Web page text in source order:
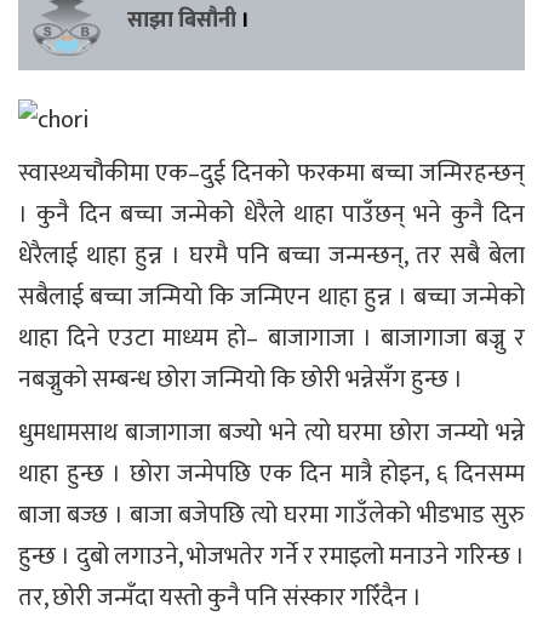
साझा बिसौनी ।
स्वास्थ्यचौकीमा एक–दुई दिनको फरकमा बच्चा जन्मिरहन्छन्
। कुनै दिन बच्चा जन्मेको धेरैले थाहा पाउँछन् भने कुनै दिन
धेरैलाई थाहा हुन्न । घरमै पनि बच्चा जन्मन्छन्, तर सबै बेला
सबैलाई बच्चा जन्मियो कि जन्मिएन थाहा हुन्न । बच्चा जन्मेको
थाहा दिने एउटा माध्यम हो– बाजागाजा । बाजागाजा बज्नु र
नबज्नुको सम्बन्ध छोरा जन्मियो कि छोरी भन्नेसँग हुन्छ ।
धुमधामसाथ बाजागाजा बज्यो भने त्यो घरमा छोरा जन्म्यो भन्ने
थाहा हुन्छ । छोरा जन्मेपछि एक दिन मात्रै होइन, ६ दिनसम्म
बाजा बज्छ । बाजा बजेपछि त्यो घरमा गाउँलेको भीडभाड सुरु
हुन्छ । दुबो लगाउने, भोजभतेर गर्ने र रमाइलो मनाउने गरिन्छ ।
तर, छोरी जन्मँदा यस्तो कुनै पनि संस्कार गरिँदैन ।